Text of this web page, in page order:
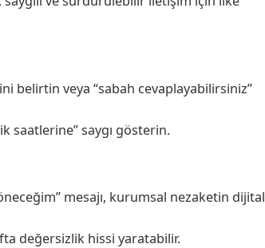
belirtin veya “sabah cevaplayabilirsiniz”
saatlerine” saygı gösterin.
mesajı, kurumsal nezaketin dijital
değersizlik hissi yaratabilir.